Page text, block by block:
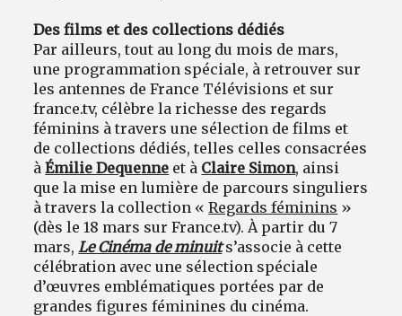
Des films et des collections dédiés
Par ailleurs, tout au long du mois de mars,
une programmation spéciale, à retrouver sur
les antennes de France Télévisions et sur
france.tv, célèbre la richesse des regards
féminins à travers une sélection de films et
de collections dédiés, telles celles consacrées
àÉmilie Dequenne et à Claire Simon, ainsi
que la mise en lumière de parcours singuliers
à travers la collection «Regards féminins »
(dès le 18 mars sur France.tv). À partir du 7
mars, Le Cinéma de minuits’associe à cette
célébration avec une sélection spéciale
d’œuvres emblématiques portées par de
grandes figures féminines du cinéma.